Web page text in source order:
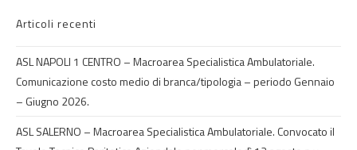
Articoli recenti
ASL NAPOLI 1 CENTRO – Macroarea Specialistica Ambulatoriale.
Comunicazione costo medio di branca/tipologia – periodo Gennaio
– Giugno 2026.
ASL SALERNO – Macroarea Specialistica Ambulatoriale. Convocato il